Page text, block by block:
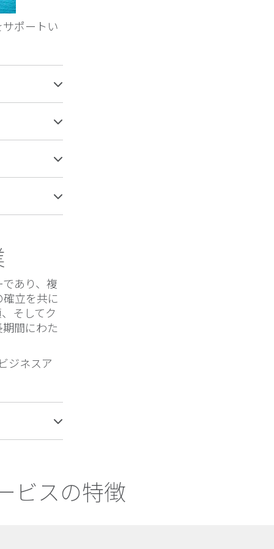
ポートい
あり、複
立を共に
そしてク
間にわた
ジネスア
ビスの特徴